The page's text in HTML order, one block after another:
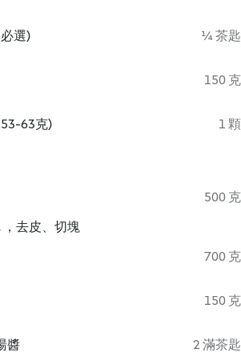
選) ¼ 茶匙
150 克
63克) 1 顆
500 克
，去皮、切塊
700 克
150 克
醬
2 滿茶匙